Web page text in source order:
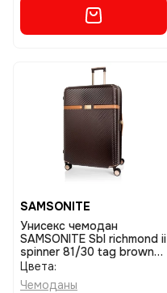
SAMSONITE
Унисекс чемодан
SAMSONITE Sbl richmond ii
spinner 81/30 tag brown
размер 81
Цвета:
Чемоданы